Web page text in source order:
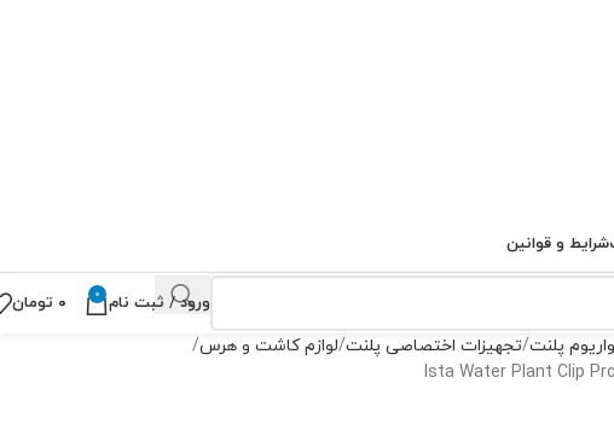
شرایط و قوانین
ورود / ثبت نام 0 ۰ تومان
پلنت تجهیزات اختصاصی پلنت لوازم کاشت و هرس